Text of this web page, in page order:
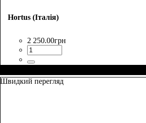
Hortus (Італія)
2 250.00грн
Швидкий перегляд